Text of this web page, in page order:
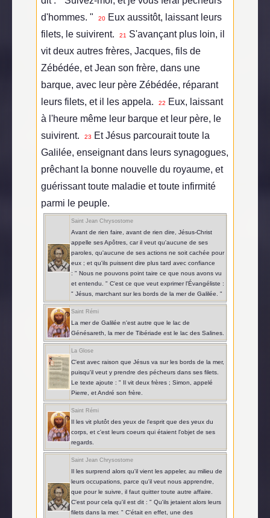
d'hommes. "
20 Eux aussitôt, laissant leurs
filets, le suivirent.
21
S'avançant plus loin, il
vit deux autres frères, Jacques, fils de
Zébédée, et Jean son frère, dans une
barque, avec leur père Zébédée, réparant
leurs filets, et il les appela.
22
Eux, laissant
à l'heure même leur barque et leur père, le
suivirent.
23
Et Jésus parcourait toute la
Galilée, enseignant dans leurs synagogues,
prêchant la bonne nouvelle du royaume, et
guérissant toute maladie et toute infirmité
parmi le peuple.
Saint Jean Chrysostome
Avant de rien faire, avant de rien dire, Jésus-Christ
appelle ses Apôtres, car il veut qu'aucune de ses
paroles, qu'aucune de ses actions ne soit cachée pour
eux ; et qu'ils puissent dire plus tard avec confiance
: " Nous ne pouvons point taire ce que nous avons vu
et entendu. " C'est ce que veut exprimer l'Évangéliste :
" Jésus, marchant sur les bords de la mer de Galilée. "
Saint Rémi
La mer de Galilée n'est autre que le lac de
Génésareth, la mer de Tibériade est le lac des Salines.
La Glose
C'est avec raison que Jésus va sur les bords de la mer,
puisqu'il veut y prendre des pécheurs dans ses filets.
Le texte ajoute : " Il vit deux frères ; Simon, appelé
Pierre, et André son frère.
Saint Rémi
Il les vit plutôt des yeux de l'esprit que des yeux du
corps, et c'est leurs coeurs qui étaient l'objet de ses
regards.
Saint Jean Chrysostome
Il les surprend alors qu'il vient les appeler, au milieu de
leurs occupations, parce qu'il veut nous apprendre,
que pour le suivre, il faut quitter toute autre affaire.
C'est pour cela qu'il est dit : " Qu'ils jetaient alors leurs
filets dans la mer. " C'était en effet, une des